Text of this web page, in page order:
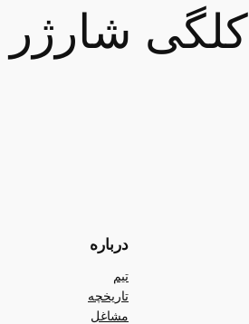
کلگی شارژر
درباره
تیم
تاریخچه
مشاغل